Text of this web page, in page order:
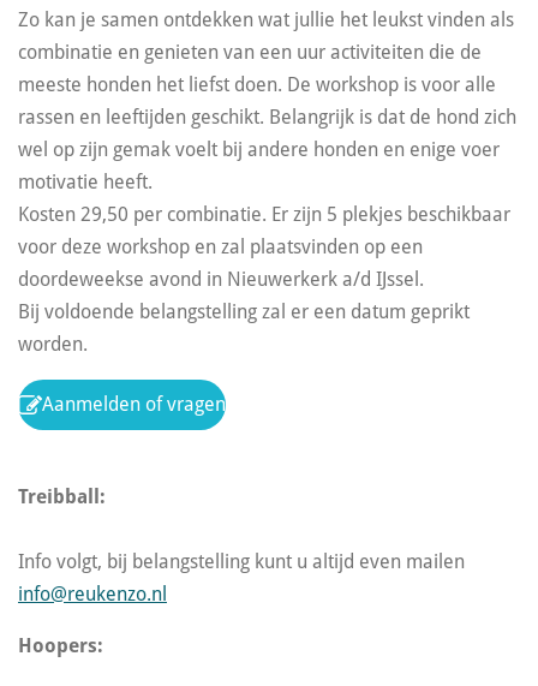
Zo kan je samen ontdekken wat jullie het leukst vinden als
combinatie en genieten van een uur activiteiten die de
meeste honden het liefst doen. De workshop is voor alle
rassen en leeftijden geschikt. Belangrijk is dat de hond zich
wel op zijn gemak voelt bij andere honden en enige voer
motivatie heeft.
Kosten 29,50 per combinatie. Er zijn 5 plekjes beschikbaar
voor deze workshop en zal plaatsvinden op een
doordeweekse avond in Nieuwerkerk a/d IJssel.
Bij voldoende belangstelling zal er een datum geprikt
worden.
Aanmelden of vragen
Treibball:
Info volgt, bij belangstelling kunt u altijd even mailen
info@reukenzo.nl
Hoopers: